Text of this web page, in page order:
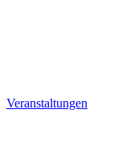
Veranstaltungen